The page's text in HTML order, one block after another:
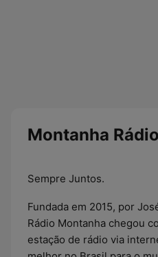
Montanha Rádio
Sempre Juntos.
Fundada em 2015, por
Rádio Montanha chegou
estação de rádio via